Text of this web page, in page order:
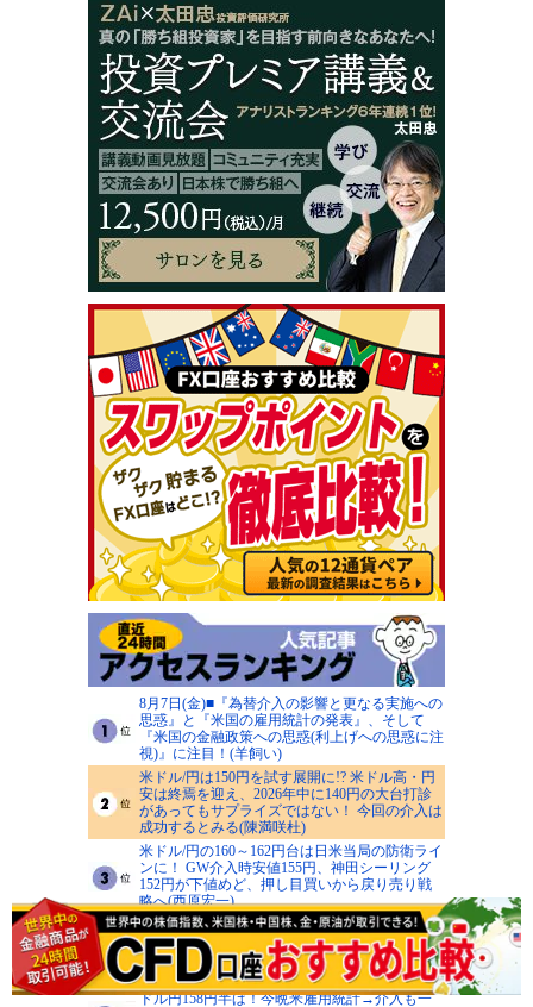
8月7日(金)■『為替介入の影響と更なる実施への
思惑』と『米国の雇用統計の発表』、そして
『米国の金融政策への思惑(利上げへの思惑に注
視)』に注目！(羊飼い)
米ドル/円は150円を試す展開に!? 米ドル高・円
安は終焉を迎え、2026年中に140円の大台打診
があってもサプライズではない！ 今回の介入は
成功するとみる(陳満咲杜)
米ドル/円の160～162円台は日米当局の防衛ライ
ンに！ GW介入時安値155円、神田シーリング
152円が下値めど、押し目買いから戻り売り戦
略へ(西原宏一)
日米協調介入の影響で円は一時的に方向感を失
いそうだが、米ドル/円の円安トレンド継続は変
えない！9月日銀会合がターニングポイントと
なるか？(今井雅人)
ドル円158円半ば！今晩米雇用統計→介入も一